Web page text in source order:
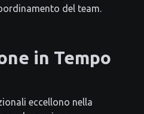
del team.
in Tempo
eccellono nella